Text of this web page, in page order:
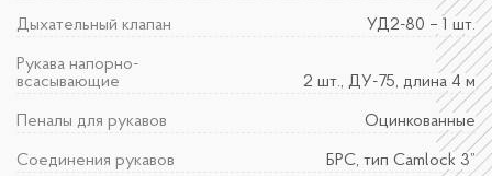
Дыхательный клапан УД2-80 – 1 шт.
Рукава напорно-
всасывающие
2 шт., ДУ-75, длина 4 м
Пеналы для рукавов Оцинкованные
Соединения рукавов БРС, тип Camlock 3”